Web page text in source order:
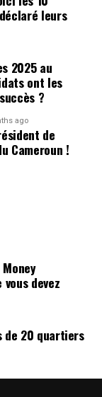
leurs
2025 au
ont les
?
ago
de
Cameroun !
devez
de 20 quartiers